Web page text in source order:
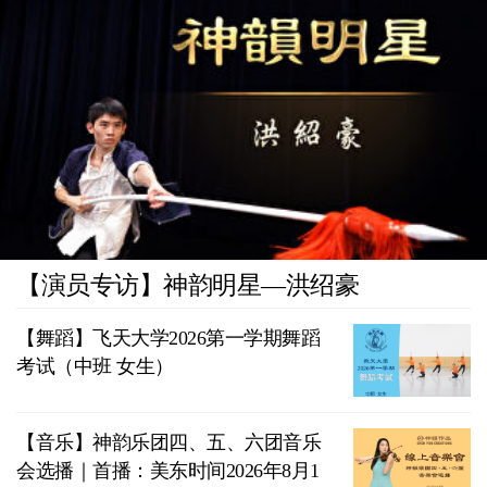
【演员专访】神韵明星—洪绍豪
【舞蹈】飞天大学2026第一学期舞蹈
考试（中班 女生）
【音乐】神韵乐团四、五、六团音乐
会选播｜首播：美东时间2026年8月1